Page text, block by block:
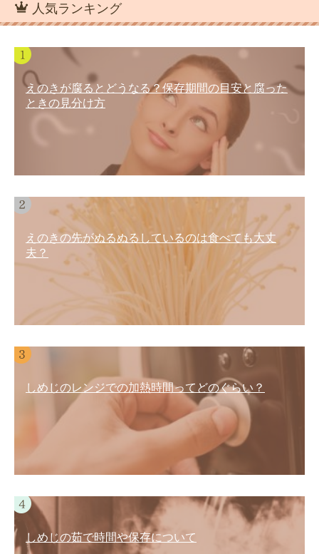
人気ランキング
えのきが腐るとどうなる？保存期間の目安と腐った
ときの見分け方
えのきの先がぬるぬるしているのは食べても大丈
夫？
しめじのレンジでの加熱時間ってどのぐらい？
しめじの茹で時間や保存について